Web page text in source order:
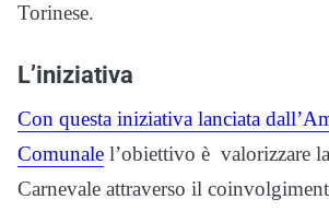
Torinese.
L’iniziativa
Con questa iniziativa lanciata
Comunale l’obiettivo è valorizzare
Carnevale attraverso il